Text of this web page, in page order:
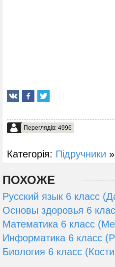
Переглядів: 4996
Категорія: Підручники »
ПОХОЖЕ
Русский язык 6 класс
Основы здоровья 6
Математика 6 класс
Информатика 6 класс
Биология 6 класс